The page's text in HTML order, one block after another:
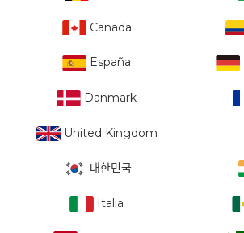
Canada
España
Danmark
United Kingdom
대한민국
Italia